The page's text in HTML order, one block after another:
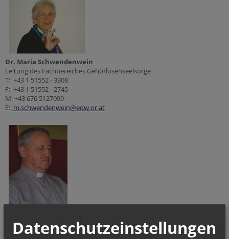
Dr. Maria Schwendenwein
Leitung des Fachbereiches Gehörlosenseelsorge
T: +43 1 51552 - 3308
F: +43 1 51552 - 2745
M: +43 676 5127099
E: m.schwendenwein@edw.or.at
Datenschutzeinstellungen